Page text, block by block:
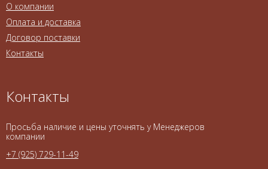
О компании
Оплата и доставка
Договор поставки
Контакты
Контакты
Просьба наличие и цены уточнять у Менеджеров
компании
+7 (925) 729-11-49